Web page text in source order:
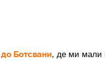
до Ботсвани, де ми мали